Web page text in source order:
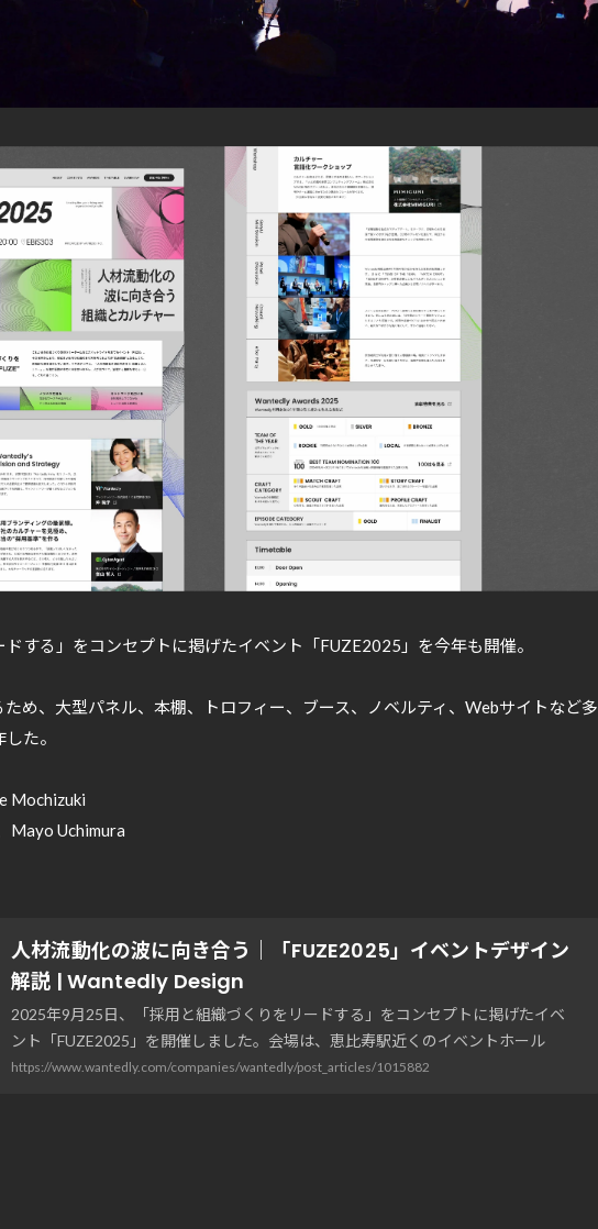
ドする」をコンセプトに掲げたイベント「FUZE2025」を今年も開催。
め、大型パネル、本棚、トロフィー、ブース、ノベルティ、Webサイトなど多
た。
Mochizuki
Mayo Uchimura
人材流動化の波に向き合う｜「FUZE2025」イベントデザイン
解説 | Wantedly Design
2025年9月25日、「採用と組織づくりをリードする」をコンセプトに掲げたイベ
ント「FUZE2025」を開催しました。会場は、恵比寿駅近くのイベントホール
「EBiS303」。当日は500名を超え...
https://www.wantedly.com/companies/wantedly/post_articles/1015882